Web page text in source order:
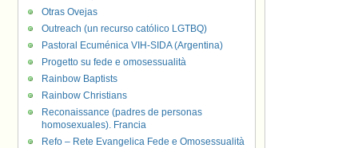
Otras Ovejas
Outreach (un recurso católico LGTBQ)
Pastoral Ecuménica VIH-SIDA (Argentina)
Progetto su fede e omosessualità
Rainbow Baptists
Rainbow Christians
Reconaissance (padres de personas
homosexuales). Francia
Refo – Rete Evangelica Fede e Omosessualità